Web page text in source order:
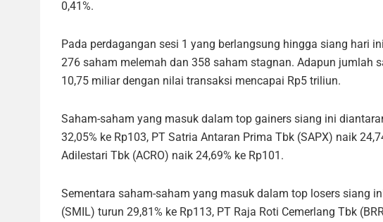
0,41%.
Pada perdagangan sesi 1 yang berlangsung hingga siang hari
276 saham melemah dan 358 saham stagnan. Adapun jumlah
10,75 miliar dengan nilai transaksi mencapai Rp5 triliun.
Saham-saham yang masuk dalam top gainers siang ini
32,05% ke Rp103, PT Satria Antaran Prima Tbk (SAPX) naik
Adilestari Tbk (ACRO) naik 24,69% ke Rp101.
Sementara saham-saham yang masuk dalam top losers siang
(SMIL) turun 29,81% ke Rp113, PT Raja Roti Cemerlang Tbk